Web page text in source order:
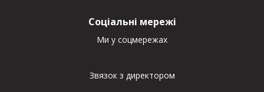
Соціальні мережі
Ми у соцмережах
Звязок з директором